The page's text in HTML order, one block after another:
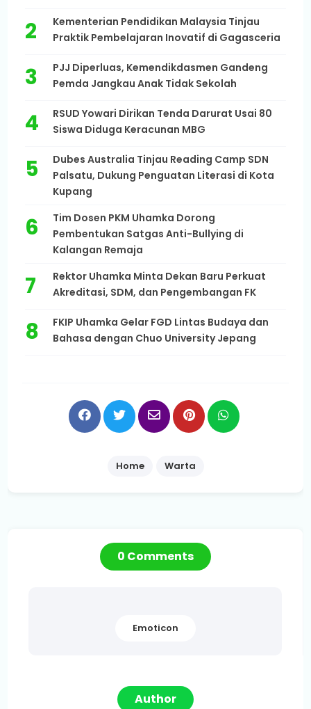
Kementerian Pendidikan Malaysia Tinjau
Praktik Pembelajaran Inovatif di Gagasceria
PJJ Diperluas, Kemendikdasmen Gandeng
Pemda Jangkau Anak Tidak Sekolah
RSUD Yowari Dirikan Tenda Darurat Usai 80
Siswa Diduga Keracunan MBG
Dubes Australia Tinjau Reading Camp SDN
Palsatu, Dukung Penguatan Literasi di Kota
Kupang
Tim Dosen PKM Uhamka Dorong
Pembentukan Satgas Anti-Bullying di
Kalangan Remaja
Rektor Uhamka Minta Dekan Baru Perkuat
Akreditasi, SDM, dan Pengembangan FK
FKIP Uhamka Gelar FGD Lintas Budaya dan
Bahasa dengan Chuo University Jepang
Home Warta
0 Comments
Emoticon
Author